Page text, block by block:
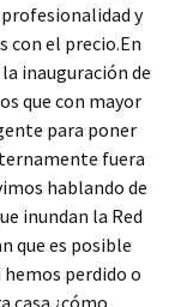
y
con el precio.En
inauguración de
que con mayor
para poner
fuera
hablando de
inundan la Red
que es posible
hemos perdido o